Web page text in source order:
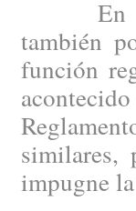
En
también
función
similares,
impugne